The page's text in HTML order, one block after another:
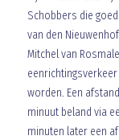
Schobbers die
van den
Mitchel van
worden. Een
minuut beland via
minuten later een